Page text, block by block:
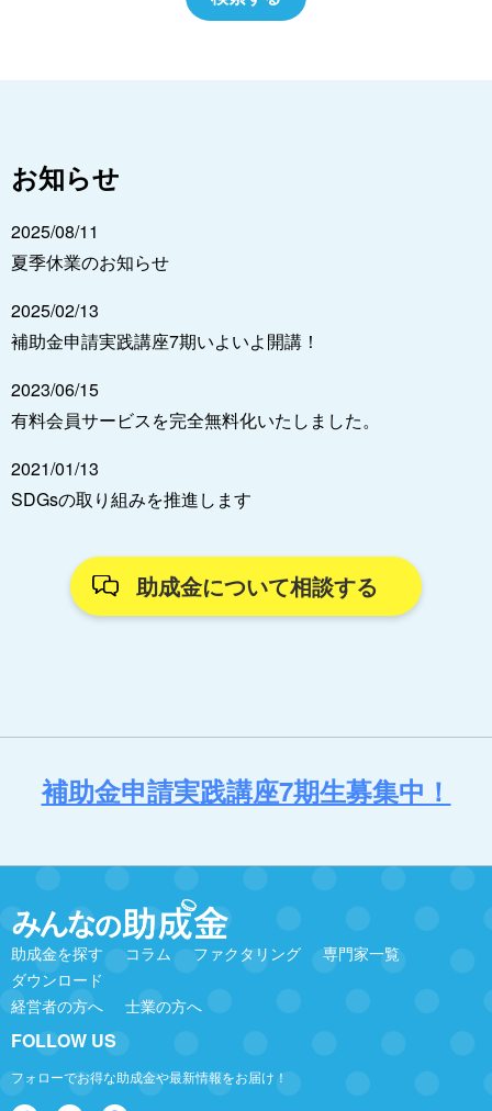
お知らせ
2025/08/11
夏季休業のお知らせ
2025/02/13
補助金申請実践講座7期いよいよ開講！
2023/06/15
有料会員サービスを完全無料化いたしました。
2021/01/13
SDGsの取り組みを推進します
助成金について相談する
補助金申請実践講座7期生募集中！
助成金を探す コラム ファクタリング
専門家一覧
ダウンロード
経営者の方へ
士業の方へ
FOLLOW US
フォローでお得な助成金や最新情報をお届け！